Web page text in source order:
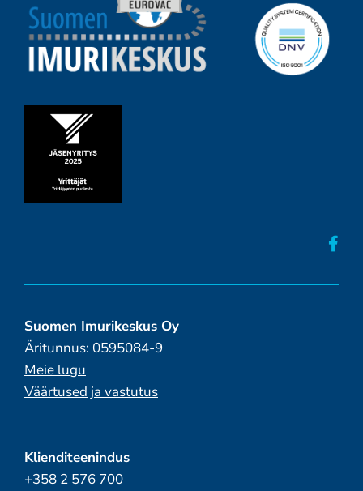
Suomen Imurikeskus Oy
Äritunnus: 0595084-9
Meie lugu
Väärtused ja vastutus
Klienditeenindus
+358 2 576 700